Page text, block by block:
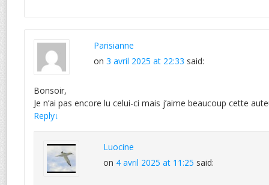
Parisianne
on 3 avril 2025 at 22:33 said:
Bonsoir,
Je n’ai pas encore lu celui-ci mais j’aime beaucoup cette
Reply↓
Luocine
on 4 avril 2025 at 11:25 said: